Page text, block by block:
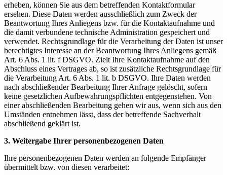
erheben, können Sie aus dem betreffenden Kontaktformular
ersehen. Diese Daten werden ausschließlich zum Zweck der
Beantwortung Ihres Anliegens bzw. für die Kontaktaufnahme und
die damit verbundene technische Administration gespeichert und
verwendet. Rechtsgrundlage für die Verarbeitung der Daten ist unser
berechtigtes Interesse an der Beantwortung Ihres Anliegens gemäß
Art. 6 Abs. 1 lit. f DSGVO. Zielt Ihre Kontaktaufnahme auf den
Abschluss eines Vertrages ab, so ist zusätzliche Rechtsgrundlage für
die Verarbeitung Art. 6 Abs. 1 lit. b DSGVO. Ihre Daten werden
nach abschließender Bearbeitung Ihrer Anfrage gelöscht, sofern
keine gesetzlichen Aufbewahrungspflichten entgegenstehen. Von
einer abschließenden Bearbeitung gehen wir aus, wenn sich aus den
Umständen entnehmen lässt, dass der betreffende Sachverhalt
abschließend geklärt ist.
3. Weitergabe Ihrer personenbezogenen Daten
Ihre personenbezogenen Daten werden an folgende Empfänger
übermittelt bzw. von diesen verarbeitet: